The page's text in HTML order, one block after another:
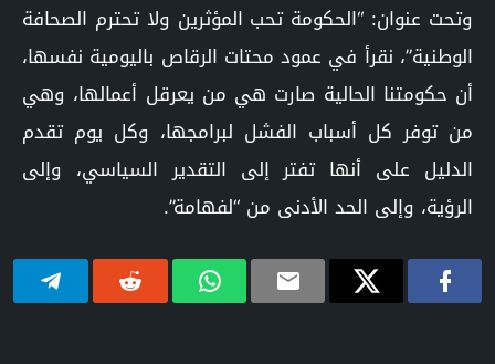
وتحت عنوان: “الحكومة تحب المؤثرين ولا تحترم الصحافة
الوطنية”، نقرأ في عمود محتات الرقاص باليومية نفسها،
أن حكومتنا الحالية صارت هي من يعرقل أعمالها، وهي
من توفر كل أسباب الفشل لبرامجها، وكل يوم تقدم
الدليل على أنها تفتر إلى التقدير السياسي، وإلى
الرؤية، وإلى الحد الأدنى من “لفهامة”.